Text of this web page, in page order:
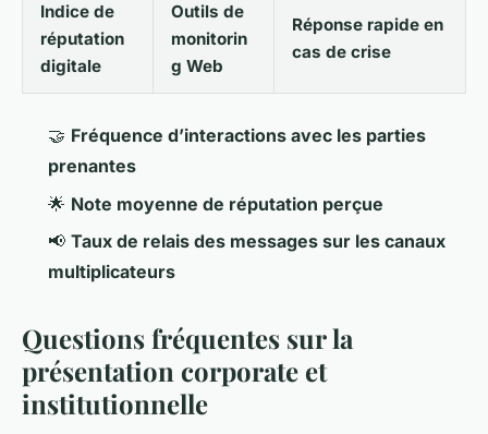
Indice de
réputation
digitale
Outils de
monitorin
g Web
Réponse rapide en
cas de crise
🤝 Fréquence d’interactions avec les parties
prenantes
🌟 Note moyenne de réputation perçue
📢 Taux de relais des messages sur les canaux
multiplicateurs
Questions fréquentes sur la
présentation corporate et
institutionnelle